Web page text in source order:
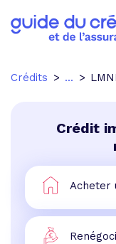
Crédits ...
Crédit
Acheter